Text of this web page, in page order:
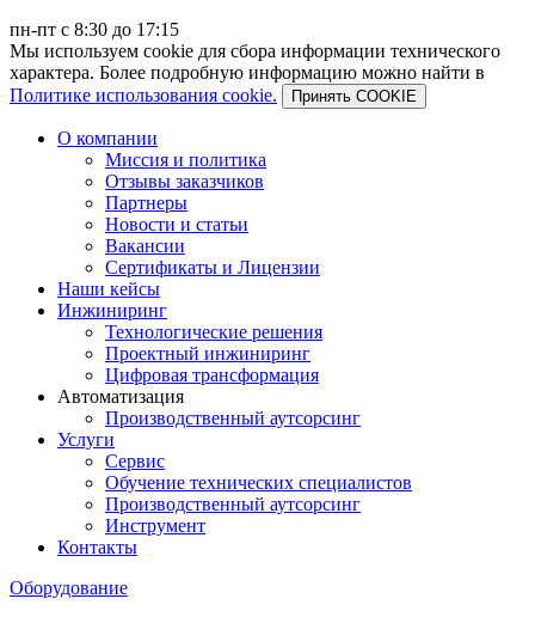
пн-пт с 8:30 до 17:15
Мы используем cookie для сбора информации технического
характера. Более подробную информацию можно найти в
Политике использования cookie.
Принять COOKIE
О компании
Миссия и политика
Отзывы заказчиков
Партнеры
Новости и статьи
Вакансии
Сертификаты и Лицензии
Наши кейсы
Инжиниринг
Технологические решения
Проектный инжиниринг
Цифровая трансформация
Автоматизация
Производственный аутсорсинг
Услуги
Сервис
Обучение технических специалистов
Производственный аутсорсинг
Инструмент
Контакты
Оборудование